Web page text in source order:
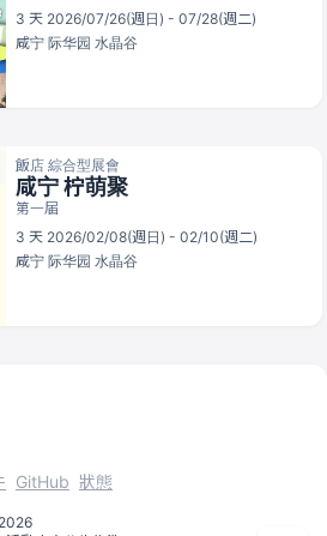
3 天 2026/07/26(週日) - 07/28(週二)
咸宁 际华园 水晶谷
飯店 綜合型展會
咸宁 柠萌聚
第一届
3 天 2026/02/08(週日) - 02/10(週二)
咸宁 际华园 水晶谷
GitHub 狀態
2026